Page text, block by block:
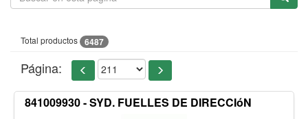
Total productos 6487
Página:
841009930 - SYD. FUELLES DE DIRECCIóN